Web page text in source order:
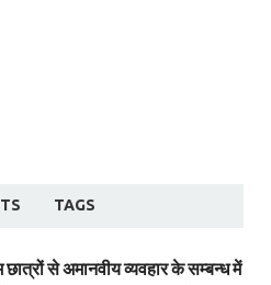
TAGS
छात्रों से अमानवीय व्यवहार के सम्बन्ध में